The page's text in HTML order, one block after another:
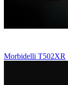
Morbidelli T502XR